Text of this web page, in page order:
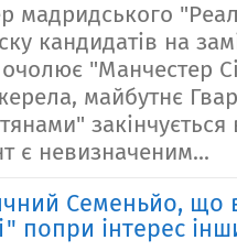
мадридського
кандидатів на
"Манчестер
майбутнє
закінчується
є невизначеним...
Семеньйо, що
попри інтерес